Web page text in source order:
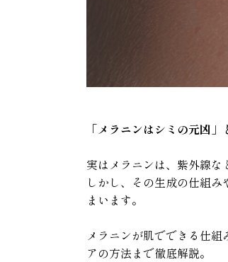
「メラニンはシミの元凶
実はメラニンは、紫外線な
しかし、その生成の仕組
まいます。
メラニンが肌でできる仕
アの方法まで徹底解説。